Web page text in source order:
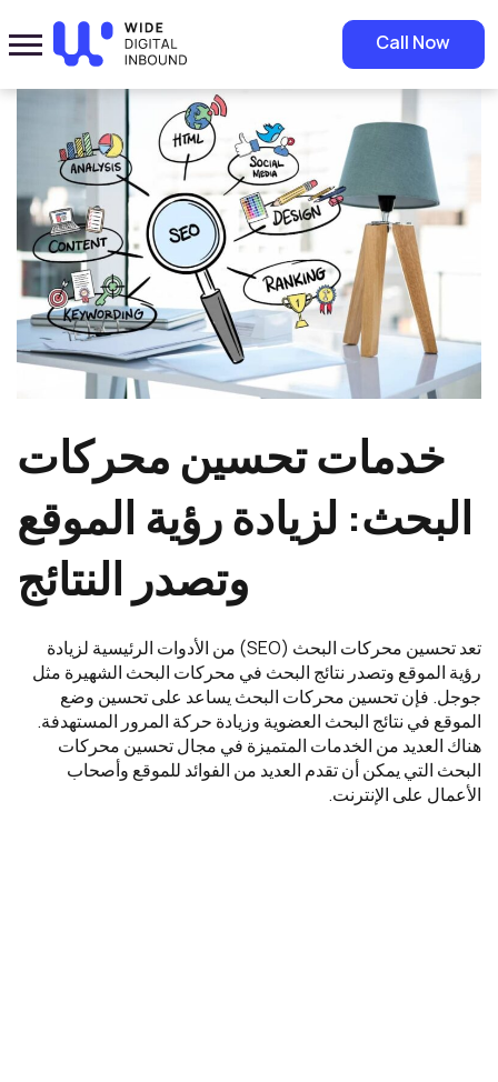
Call Now
Home»Blog » خدمات تحسين محركات البحث: لزيادة رؤية الموقع وتصدر
النتائج
خدمات تحسين محركات
البحث: لزيادة رؤية الموقع
وتصدر النتائج
تعد تحسين محركات البحث (SEO) من الأدوات الرئيسية لزيادة
رؤية الموقع وتصدر نتائج البحث في محركات البحث الشهيرة مثل
جوجل. فإن تحسين محركات البحث يساعد على تحسين وضع
الموقع في نتائج البحث العضوية وزيادة حركة المرور المستهدفة.
هناك العديد من الخدمات المتميزة في مجال تحسين محركات
البحث التي يمكن أن تقدم العديد من الفوائد للموقع وأصحاب
الأعمال على الإنترنت.